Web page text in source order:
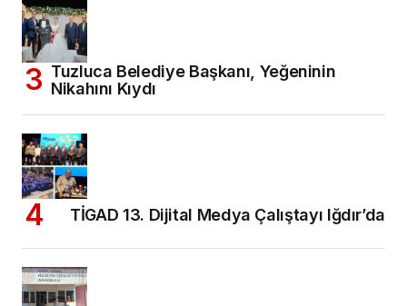
Tuzluca Belediye Başkanı, Yeğeninin
Nikahını Kıydı
TİGAD 13. Dijital Medya Çalıştayı Iğdır’da